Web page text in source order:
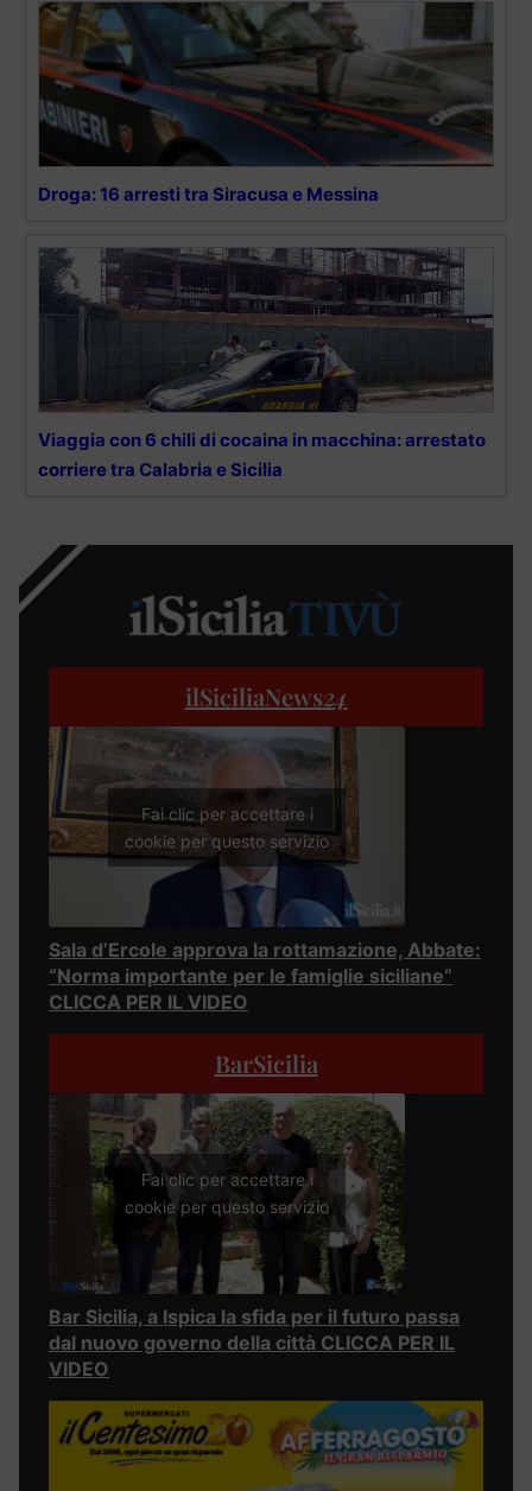
Droga: 16 arresti tra Siracusa e Messina
Viaggia con 6 chili di cocaina in macchina: arrestato
corriere tra Calabria e Sicilia
ilSiciliaNews24
Fai clic per accettare i
cookie per questo servizio
Sala d’Ercole approva la rottamazione, Abbate:
“Norma importante per le famiglie siciliane”
CLICCA PER IL VIDEO
BarSicilia
Fai clic per accettare i
cookie per questo servizio
Bar Sicilia, a Ispica la sfida per il futuro passa
dal nuovo governo della città CLICCA PER IL
VIDEO